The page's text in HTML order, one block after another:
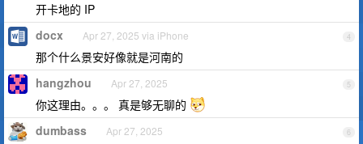
开卡地的 IP
4
docx Apr 27, 2025 via iPhone
那个什么景安好像就是河南的
5
hangzhou Apr 27, 2025
你这理由。。。 真是够无聊的
6
dumbass Apr 27, 2025